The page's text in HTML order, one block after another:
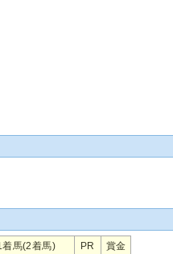
着馬(2着馬) PR
賞金